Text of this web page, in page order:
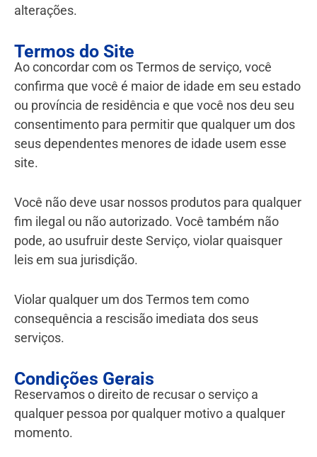
alterações.
Termos do Site
Ao concordar com os Termos de serviço, você
confirma que você é maior de idade em seu estado
ou província de residência e que você nos deu seu
consentimento para permitir que qualquer um dos
seus dependentes menores de idade usem esse
site.
Você não deve usar nossos produtos para qualquer
fim ilegal ou não autorizado. Você também não
pode, ao usufruir deste Serviço, violar quaisquer
leis em sua jurisdição.
Violar qualquer um dos Termos tem como
consequência a rescisão imediata dos seus
serviços.
Condições Gerais
Reservamos o direito de recusar o serviço a
qualquer pessoa por qualquer motivo a qualquer
momento.